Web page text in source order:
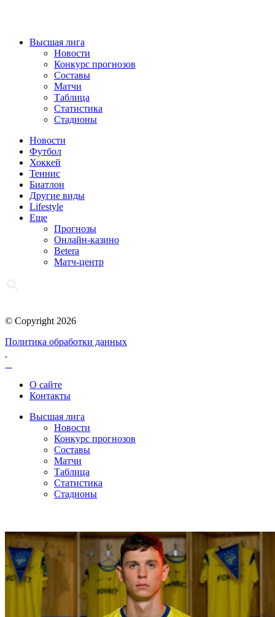
Высшая лига
Новости
Конкурс прогнозов
Составы
Матчи
Таблица
Статистика
Стадионы
Новости
Футбол
Хоккей
Теннис
Биатлон
Другие виды
Lifestyle
Еще
Прогнозы
Онлайн-казино
Betera
Матч-центр
© Copyright 2026
Политика обработки данных
О сайте
Контакты
Высшая лига
Новости
Конкурс прогнозов
Составы
Матчи
Таблица
Статистика
Стадионы